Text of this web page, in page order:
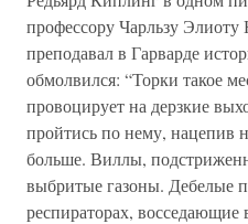
профессору Чарльзу
преподавал в Гарварде
обмолвился: “Торки такое
провоцирует на дерзкие
пройтись по нему, нацепив
больше. Виллы,
выбритые газоны. Дебелые
респираторах,